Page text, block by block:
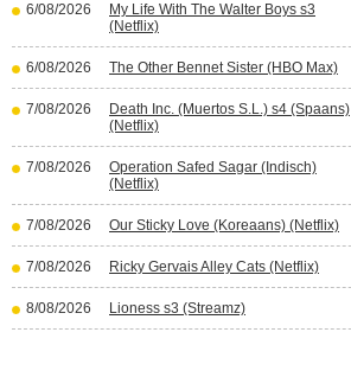
6/08/2026
My Life With The Walter Boys s3
(Netflix)
6/08/2026 The Other Bennet Sister (HBO Max)
7/08/2026
Death Inc. (Muertos S.L.) s4 (Spaans)
(Netflix)
7/08/2026
Operation Safed Sagar (Indisch)
(Netflix)
7/08/2026 Our Sticky Love (Koreaans) (Netflix)
7/08/2026 Ricky Gervais Alley Cats (Netflix)
8/08/2026 Lioness s3 (Streamz)